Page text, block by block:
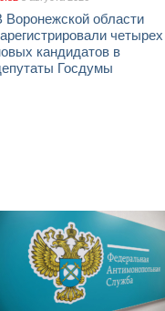
Воронежской области
четырех
кандидатов в
Госдумы